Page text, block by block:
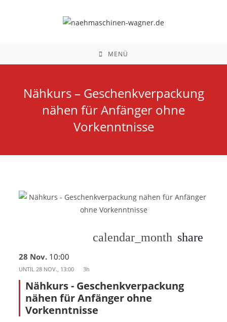
MENÜ
Nähkurs – Geschenkverpackung
nähen für Anfänger ohne
Vorkenntnisse
calendar_month share
28 Nov. 10:00
UNTIL 28 NOV., 13:00 3h
Nähkurs - Geschenkverpackung
nähen für Anfänger ohne
Vorkenntnisse